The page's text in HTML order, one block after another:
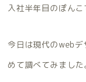
入社半年目のぽんこ
今日は現代のwebデ
めて調べてみました